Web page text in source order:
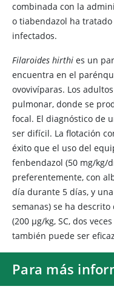
combinada con la
o tiabendazol ha
infectados.
Filaroides hirthi es un
encuentra en el
ovovivíparas. Los
pulmonar, donde se
focal. El diagnóstico de
ser difícil. La flotación
éxito que el uso del
fenbendazol (50 mg/kg/
preferentemente, con
día durante 5 días, y
semanas) se ha
(200 μg/kg, SC, dos
también puede ser
Para más